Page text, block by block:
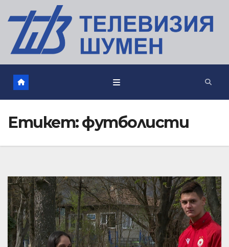
Етикет:футболисти